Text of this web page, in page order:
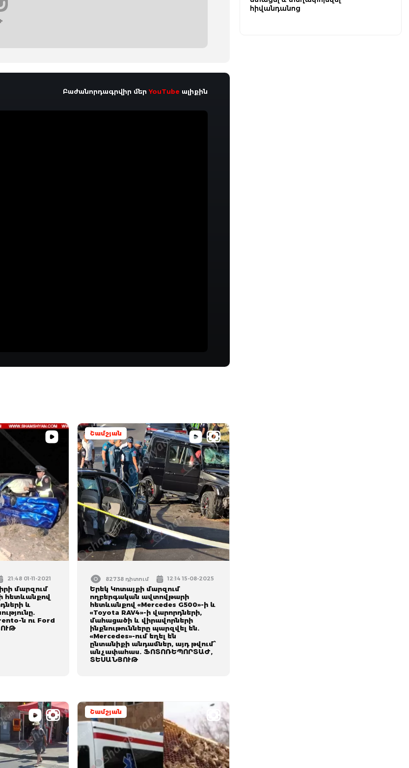
Բաժանորդագրվիր մերYouTube ալիքին
21:48 01-11-2021
մարզում
հետևանքով
և
ն ու Ford
Շամշյան
82738 դիտում 12:14 15-08-2025
Երեկ Կոտայքի մարզում
ողբերգական ավտովթարի
հետևանքով «Mercedes G500»-ի և
«Toyota RAV4»-ի վարորդների,
մահացածի և վիրավորների
ինքնութունները պարզվել են.
«Mercedes»-ում եղել են
ընտանիքի անդամներ, այդ թվում՝
անչափահաս. ՖՈՏՈՌԵՊՈՐՏԱԺ,
ՏԵՍԱՆՅՈՒԹ
Շամշյան
հիվանդանոց